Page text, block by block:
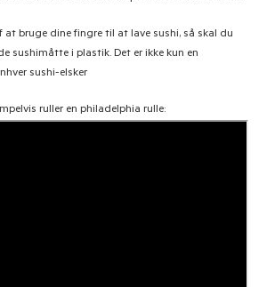
bruge dine fingre til at lave sushi, så skal du
sushimåtte i plastik. Det er ikke kun en
sushi-elsker
ruller en philadelphia rulle: